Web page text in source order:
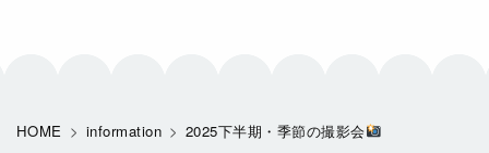
HOME information 2025下半期・季節の撮影会